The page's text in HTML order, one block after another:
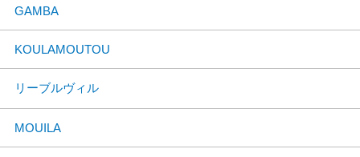
GAMBA
KOULAMOUTOU
リーブルヴィル
MOUILA